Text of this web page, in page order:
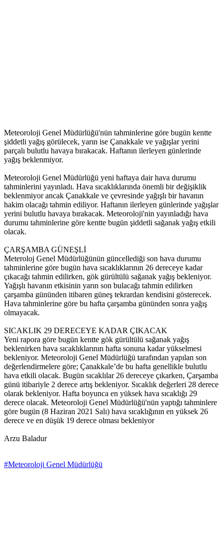
Meteoroloji Genel Müdürlüğü'nün tahminlerine göre bugün kentte
şiddetli yağış görülecek, yarın ise Çanakkale ve yağışlar yerini
parçalı bulutlu havaya bırakacak. Haftanın ilerleyen günlerinde
yağış beklenmiyor.
Meteoroloji Genel Müdürlüğü yeni haftaya dair hava durumu
tahminlerini yayınladı. Hava sıcaklıklarında önemli bir değişiklik
beklenmiyor ancak Çanakkale ve çevresinde yağışlı bir havanın
hakim olacağı tahmin ediliyor. Haftanın ilerleyen günlerinde yağışlar
yerini bulutlu havaya bırakacak. Meteoroloji'nin yayınladığı hava
durumu tahminlerine göre kentte bugün şiddetli sağanak yağış etkili
olacak.
ÇARŞAMBA GÜNEŞLİ
Meteroloj Genel Müdürlüğünün güncellediği son hava durumu
tahminlerine göre bugün hava sıcaklıklarının 26 dereceye kadar
çıkacağı tahmin edilirken, gök gürültülü sağanak yağış bekleniyor.
Yağışlı havanın etkisinin yarın son bulacağı tahmin edilirken
çarşamba gününden itibaren güneş tekrardan kendisini gösterecek.
Hava tahminlerine göre bu hafta çarşamba gününden sonra yağış
olmayacak.
SICAKLIK 29 DERECEYE KADAR ÇIKACAK
Yeni rapora göre bugün kentte gök gürültülü sağanak yağış
beklenirken hava sıcaklıklarının hafta sonuna kadar yükselmesi
bekleniyor. Meteoroloji Genel Müdürlüğü tarafından yapılan son
değerlendirmelere göre; Çanakkale’de bu hafta genellikle bulutlu
hava etkili olacak. Bugün sıcaklılar 26 dereceye çıkarken, Çarşamba
günü itibariyle 2 derece artış bekleniyor. Sıcaklık değerleri 28 derece
olarak bekleniyor. Hafta boyunca en yüksek hava sıcaklığı 29
derece olacak. Meteoroloji Genel Müdürlüğü'nün yaptığı tahminlere
göre bugün (8 Haziran 2021 Salı) hava sıcaklığının en yüksek 26
derece ve en düşük 19 derece olması bekleniyor
Arzu Baladur
#Meteoroloji Genel Müdürlüğü